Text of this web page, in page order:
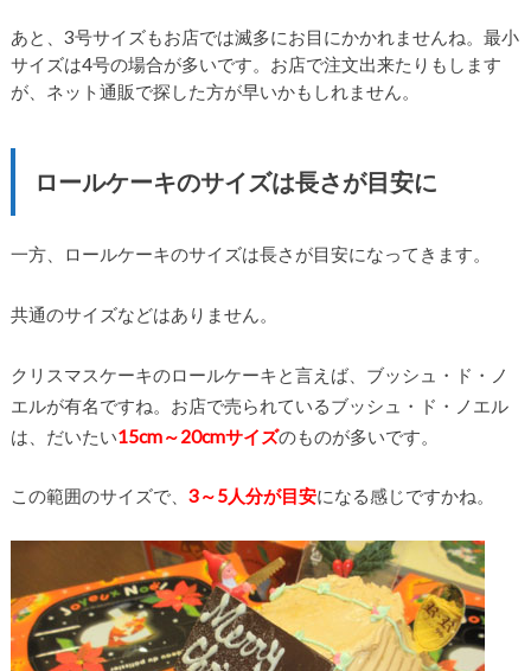
あと、3号サイズもお店では滅多にお目にかかれませんね。最小
サイズは4号の場合が多いです。お店で注文出来たりもします
が、ネット通販で探した方が早いかもしれません。
ロールケーキのサイズは長さが目安に
一方、ロールケーキのサイズは長さが目安になってきます。
共通のサイズなどはありません。
クリスマスケーキのロールケーキと言えば、ブッシュ・ド・ノ
エルが有名ですね。お店で売られているブッシュ・ド・ノエル
は、だいたい15cm～20cmサイズのものが多いです。
この範囲のサイズで、 3～5人分が目安になる感じですかね。